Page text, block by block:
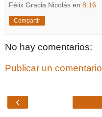
Félix Gracia Nicolás en 8:16
Compartir
No hay comentarios:
Publicar un comentario
‹